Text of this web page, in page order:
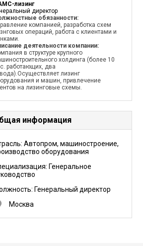
лизинг
директор
обязанности:
компанией, разработка схем
операций, работа с клиентами и
деятельности компании:
в структуре крупного
холдинга (более 10
работающих, два
лизинг
и машин, привлечение
на лизинговые схемы.
информация
Автопром, машиностроение,
оборудования
Генеральное
Генеральный директор
Москва